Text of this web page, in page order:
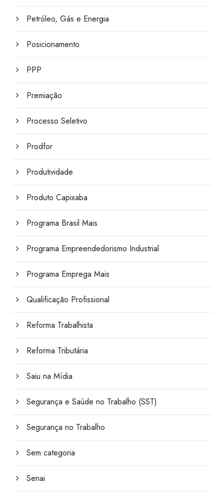
Petróleo, Gás e Energia
Posicionamento
PPP
Premiação
Processo Seletivo
Prodfor
Produtividade
Produto Capixaba
Programa Brasil Mais
Programa Empreendedorismo Industrial
Programa Emprega Mais
Qualificação Profissional
Reforma Trabalhista
Reforma Tributária
Saiu na Mídia
Segurança e Saúde no Trabalho (SST)
Segurança no Trabalho
Sem categoria
Senai